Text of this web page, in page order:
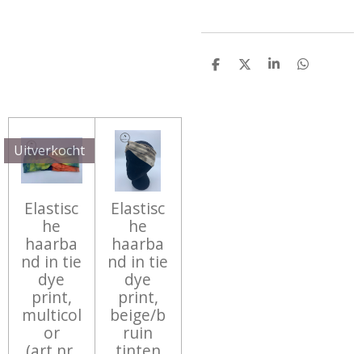
D
D
S
D
Uitverkocht
Elastisc
he
haarba
nd in tie
dye
print,
multicol
or
Elastisc
he
haarba
nd in tie
dye
print,
beige/b
ruin